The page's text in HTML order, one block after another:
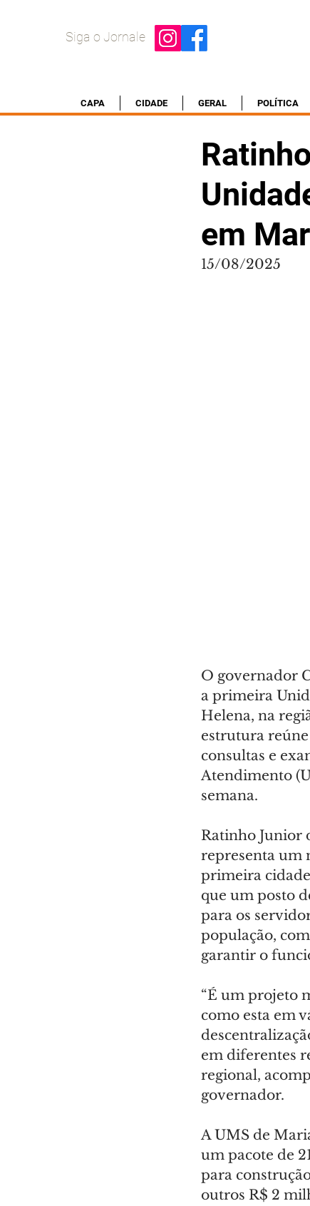
Siga o Jornale
CAPA CIDADE GERAL POLÍTICA
em
15/08/2025
O governador
a primeira
Helena, na
estrutura reúne
consultas e
Atendimento
semana.
Ratinho Junior
representa um
primeira
que um posto
para os
população,
garantir o
“É um projeto
como esta em
em diferentes
regional,
governador.
A UMS de
um pacote de
para
outros R$ 2